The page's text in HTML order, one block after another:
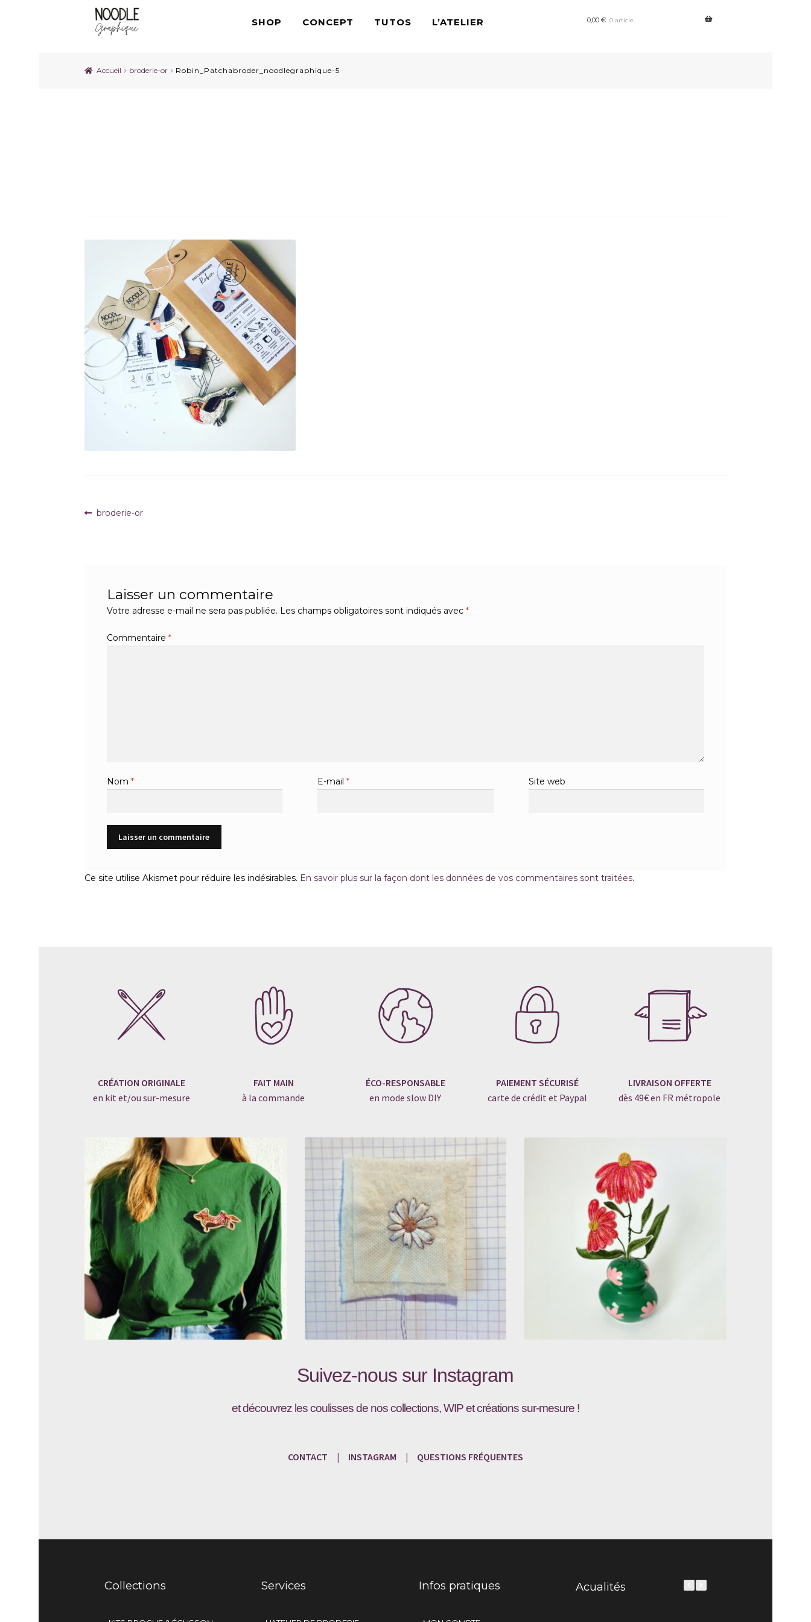
SHOP CONCEPT TUTOS L’ATELIER 0,00 € 0 article
Accueil broderie-or Robin_Patchabroder_noodlegraphique-5
Navigation
Article
broderie-or
Laisser un commentaire
Votre adresse e-mail ne sera pas publiée. Les champs obligatoires sont indiqués avec *
Commentaire *
Nom * E-mail* Site web
Ce site utilise Akismet pour réduire les indésirables. En savoir plus sur la façon dont les données de vos commentaires sont traitées.
CRÉATION ORIGINALE
en kit et/ou sur-mesure
FAIT MAIN
à la commande
ÉCO-RESPONSABLE
en mode slow DIY
PAIEMENT SÉCURISÉ
carte de crédit et Paypal
LIVRAISON OFFERTE
dès 49€ en FR métropole
Suivez-nous sur Instagram
et découvrez les coulisses de nos collections, WIP et créations sur-mesure !
CONTACT | INSTAGRAM | QUESTIONS FRÉQUENTES
Collections Services Infos pratiques Acualités